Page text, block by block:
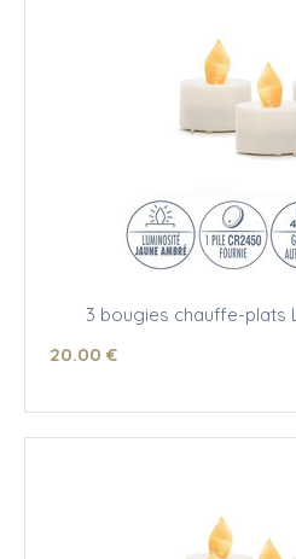
3 bougies chauffe-plats
20.00 €